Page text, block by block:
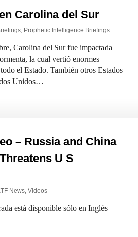
Carolina del Sur
, Prophetic Intelligence Briefings
Carolina del Sur fue impactada
la cual vertió enormes
el Estado. También otros Estados
Unidos…
– Russia and China
U S
News, Videos
está disponible sólo en Inglés